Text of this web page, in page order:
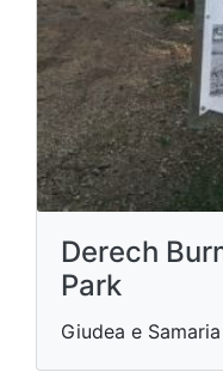
Derech
Park
Giudea e Samaria